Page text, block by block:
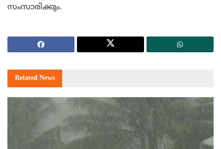
സംസാരിക്കും.
Related News